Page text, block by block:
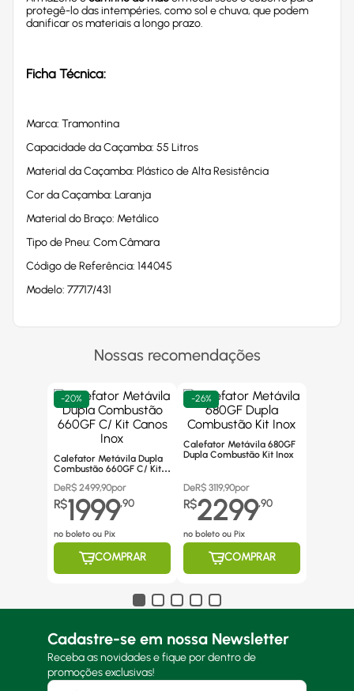
protegê-lo das intempéries, como sol e chuva, que podem
danificar os materiais a longo prazo.
Ficha Técnica:
Marca: Tramontina
Capacidade da Caçamba: 55 Litros
Material da Caçamba: Plástico de Alta Resistência
Cor da Caçamba: Laranja
Material do Braço: Metálico
Tipo de Pneu: Com Câmara
Código de Referência: 144045
Modelo: 77717/431
Nossas recomendações
-20%
Calefator Metávila Dupla
Combustão 660GF C/ Kit
DeR$ 2499,90por
R$1999,90
no boleto ou Pix
COMPRAR
-26%
Calefator Metávila 680GF
Dupla Combustão Kit Inox
DeR$ 3119,90por
R$2299,90
no boleto ou Pix
COMPRAR
Cadastre-se em nossa Newsletter
Receba as novidades e fique por dentro de
promoções exclusivas!